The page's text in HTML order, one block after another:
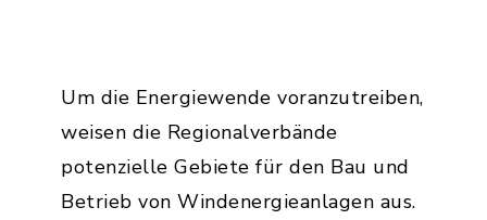
Um die Energiewende voranzutreiben,
weisen die Regionalverbände
potenzielle Gebiete für den Bau und
Betrieb von Windenergieanlagen aus.